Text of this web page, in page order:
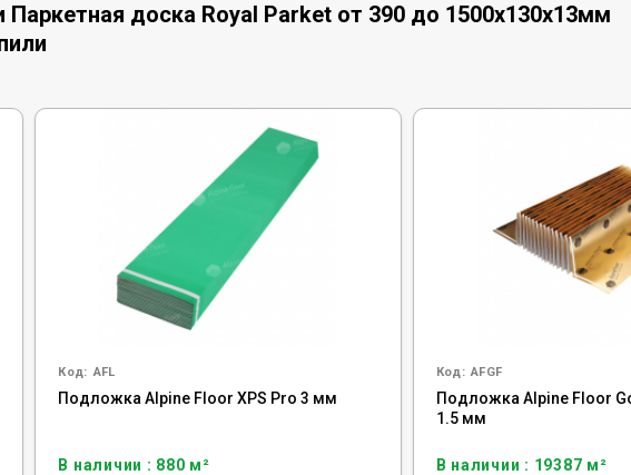
доска Royal Parket от 390 до 1500х130х13мм
Код: AFL
Подложка Alpine Floor XPS Pro 3 мм
В наличии : 880 м²
Код: AFGF
Подложка Alpine Floor
1.5 мм
В наличии : 19387 м²